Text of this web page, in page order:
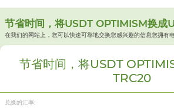
节省时间，将USDT OPTIMISM换成
在我们的网站上，您可以快速可靠地交换您感兴趣的信息您拥有
节省时间，将USDT
TRC20
兑换的汇率: